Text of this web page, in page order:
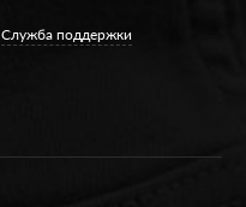
Служба поддержки